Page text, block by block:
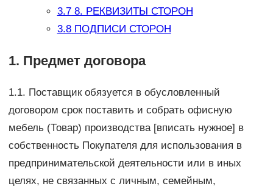
3.78. РЕКВИЗИТЫ СТОРОН
3.8ПОДПИСИ СТОРОН
1. Предмет договора
1.1. Поставщик обязуется в обусловленный
договором срок поставить и собрать офисную
мебель (Товар) производства [вписать нужное] в
собственность Покупателя для использования в
предпринимательской деятельности или в иных
целях, не связанных с личным, семейным,